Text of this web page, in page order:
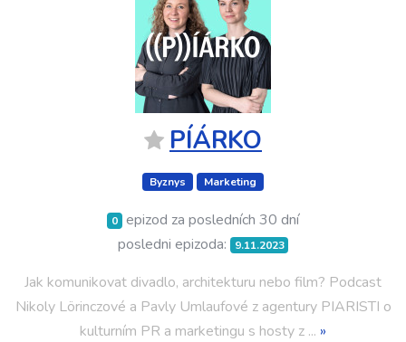
PÍÁRKO
Byznys Marketing
0 epizod za posledních 30 dní
posledni epizoda:
9.11.2023
Jak komunikovat divadlo, architekturu nebo film? Podcast
Nikoly Lörinczové a Pavly Umlaufové z agentury PIARISTI o
kulturním PR a marketingu s hosty z ... »